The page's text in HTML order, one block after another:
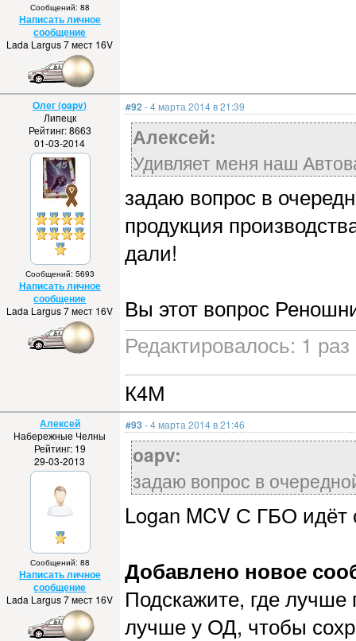
Сообщений: 88
Написать личное
сообщение
Lada Largus 7 мест 16V
Олег (oapv)
Липецк
Рейтинг: 8663
01-03-2014
Сообщений: 5693
Написать личное
сообщение
Lada Largus 7 мест 16V
#92 - 4 марта 2014 в 21:39
Алексей:
Удивляет меня наш
задаю вопрос в
продукция
дали!
Вы этот вопрос
Редактировалось: 1
К4М
Алексей
Набережные Челны
Рейтинг: 19
29-03-2013
Сообщений: 88
Написать личное
сообщение
Lada Largus 7 мест 16V
#93 - 4 марта 2014 в 21:46
oapv:
задаю вопрос в
Logan MCV С ГБО идёт
Добавлено новое
Подскажите, где
лучше у ОД, чтобы